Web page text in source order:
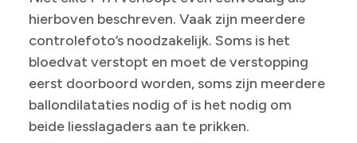
hierboven beschreven. Vaak zijn meerdere
controlefoto’s noodzakelijk. Soms is het
bloedvat verstopt en moet de verstopping
eerst doorboord worden, soms zijn meerdere
ballondilataties nodig of is het nodig om
beide liesslag­aders aan te prikken.